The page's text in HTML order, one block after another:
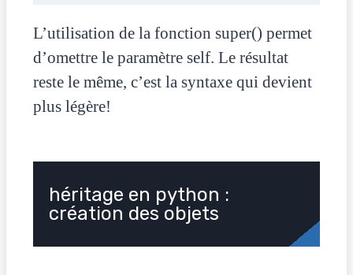
L’utilisation de la fonction super() permet
d’omettre le paramètre self. Le résultat
reste le même, c’est la syntaxe qui devient
plus légère!
héritage en python :
création des objets